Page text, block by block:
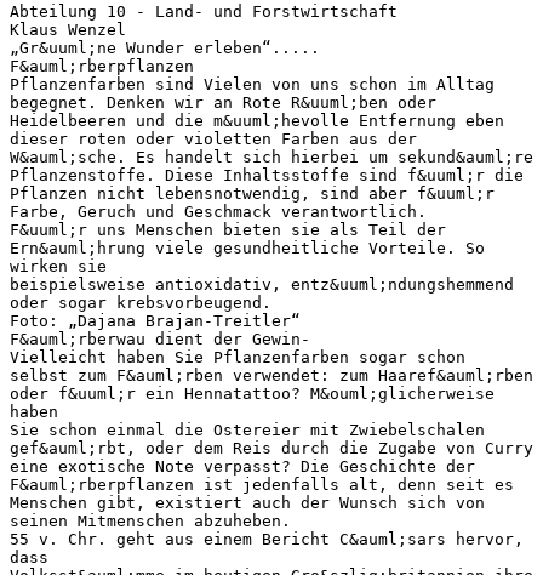
Abteilung 10 - Land- und Forstwirtschaft
Klaus Wenzel
„Gr&uuml;ne Wunder erleben“.....
F&auml;rberpflanzen
Pflanzenfarben sind Vielen von uns schon im Alltag
begegnet. Denken wir an Rote R&uuml;ben oder
Heidelbeeren und die m&uuml;hevolle Entfernung eben
dieser roten oder violetten Farben aus der
W&auml;sche. Es handelt sich hierbei um sekund&auml;re
Pflanzenstoffe. Diese Inhaltsstoffe sind f&uuml;r die
Pflanzen nicht lebensnotwendig, sind aber f&uuml;r
Farbe, Geruch und Geschmack verantwortlich.
F&uuml;r uns Menschen bieten sie als Teil der
Ern&auml;hrung viele gesundheitliche Vorteile. So
wirken sie
beispielsweise antioxidativ, entz&uuml;ndungshemmend
oder sogar krebsvorbeugend.
Foto: „Dajana Brajan-Treitler“
F&auml;rberwau dient der Gewin-
Vielleicht haben Sie Pflanzenfarben sogar schon
selbst zum F&auml;rben verwendet: zum Haaref&auml;rben
oder f&uuml;r ein Hennatattoo? M&ouml;glicherweise
haben
Sie schon einmal die Ostereier mit Zwiebelschalen
gef&auml;rbt, oder dem Reis durch die Zugabe von Curry
eine exotische Note verpasst? Die Geschichte der
F&auml;rberpflanzen ist jedenfalls alt, denn seit es
Menschen gibt, existiert auch der Wunsch sich von
seinen Mitmenschen abzuheben.
55 v. Chr. geht aus einem Bericht C&auml;sars hervor,
dass